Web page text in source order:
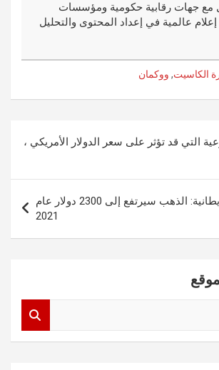
مع جهات رقابية حكومية ومؤسسات
عالمية في إعداد المحتوى والتحليل
الكاسيت, ووكمان
التي قد تؤثر على سعر الدولار الأمريكي ،
شركة أبحاث بريطانية: الذهب سيرتفع إلى 2300 دولار عام
2021